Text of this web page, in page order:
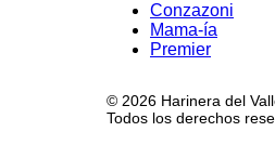
Conzazoni
Mama-ía
Premier
© 2026 Harinera del
Todos los derechos